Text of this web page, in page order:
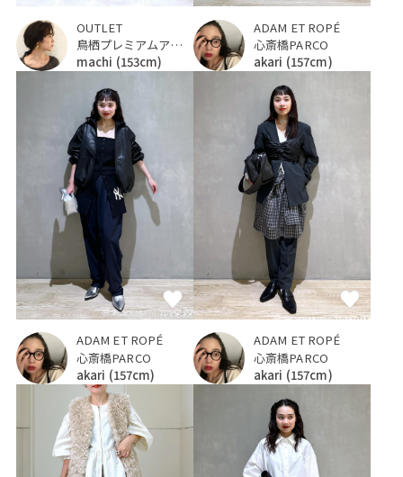
OUTLET
鳥栖プレミアムアウトレット
machi (153cm)
ADAM ET ROPÉ
心斎橋PARCO
akari (157cm)
ADAM ET ROPÉ
心斎橋PARCO
akari (157cm)
ADAM ET ROPÉ
心斎橋PARCO
akari (157cm)